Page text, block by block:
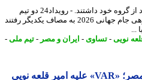
​ایران و مصر تقابل حساسی برای صعود از گروه خود داشتند. - رویداد24 دو تیم
ایران و مصر از آخرین دیدار مرحله گروهی جام جهانی 2026 به مصاف یکدیگر رفتند
-تساوی-ایران و مصر-تیم ملی -